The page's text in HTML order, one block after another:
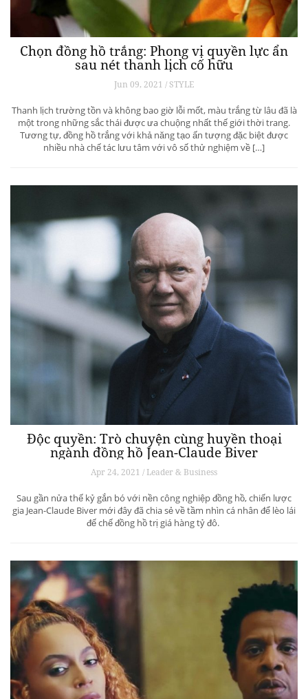
Chọn đồng hồ trắng: Phong vị quyền lực ẩn
sau nét thanh lịch cố hữu
Jun 09, 2021 / STYLE
Thanh lịch trường tồn và không bao giờ lỗi mốt, màu trắng từ lâu đã là
một trong những sắc thái được ưa chuộng nhất thế giới thời trang.
Tương tự, đồng hồ trắng với khả năng tạo ấn tượng đặc biệt được
nhiều nhà chế tác lưu tâm với vô số thử nghiệm về […]
Độc quyền: Trò chuyện cùng huyền thoại
ngành đồng hồ Jean-Claude Biver
Apr 24, 2021 / Leader & Business
Sau gần nửa thế kỷ gắn bó với nền công nghiệp đồng hồ, chiến lược
gia Jean-Claude Biver mới đây đã chia sẻ về tầm nhìn cá nhân để lèo lái
đế chế đồng hồ trị giá hàng tỷ đô.